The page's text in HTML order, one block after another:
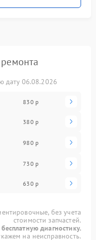
дату 06.08.2026
830 р
380 р
980 р
730 р
630 р
без учета
стоимости запчастей.
диагностику.
на неисправность.